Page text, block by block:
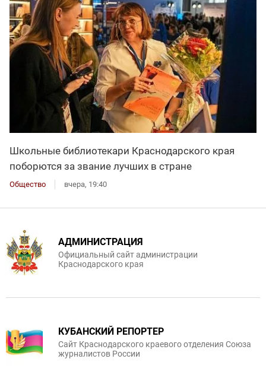
Школьные библиотекари Краснодарского края
поборются за звание лучших в стране
Общество вчера, 19:40
АДМИНИСТРАЦИЯ
Официальный сайт администрации
Краснодарского края
КУБАНСКИЙ РЕПОРТЕР
Сайт Краснодарского краевого отделения Союза
журналистов России